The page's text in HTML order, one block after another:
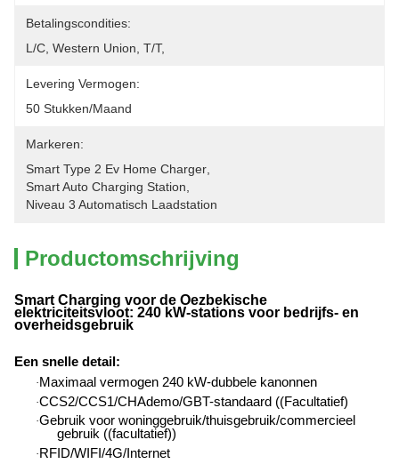
Betalingscondities:
L/C, Western Union, T/T,
Levering Vermogen:
50 Stukken/maand
Markeren:
Smart Type 2 Ev Home Charger
Smart Auto Charging Station
Niveau 3 Automatisch Laadstation
Productomschrijving
Smart Charging voor de Oezbekische
elektriciteitsvloot: 240 kW-stations voor bedrijfs- en
overheidsgebruik
Een snelle detail :
· Maximaal vermogen 240 kW-dubbele kanonnen
·CCS2/CCS1/CHAdemo/GBT-standaard ((Facultatief)
·Gebruik voor woninggebruik/thuisgebruik/commercieel
gebruik ((facultatief))
· RFID/WIFI/4G/Internet